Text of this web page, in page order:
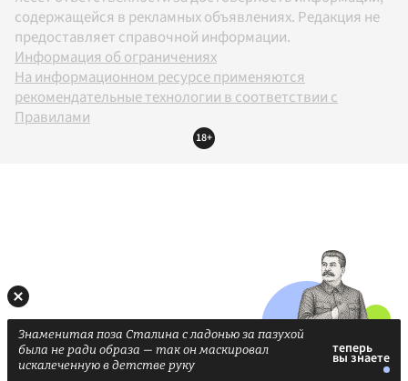
содержащейся в рекламных объявлениях. Редакция не
предоставляет справочной информации.
Информация об ограничениях
На информационном ресурсе применяются
рекомендательные технологии в соответствии с
Правилами
18+
Знаменитая поза Сталина с ладонью за пазухой
была не ради образа — так он маскировал
искалеченную в детстве руку